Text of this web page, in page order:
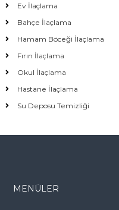
Ev İlaçlama
Bahçe İlaçlama
Hamam Böceği İlaçlama
Fırın İlaçlama
Okul İlaçlama
Hastane İlaçlama
Su Deposu Temizliği
MENÜLER